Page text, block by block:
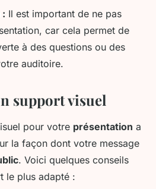
: Il est important de ne pas
car cela permet de
à des questions ou des
auditoire.
support visuel
pour votre présentation a
la façon dont votre message
. Voici quelques conseils
le plus adapté :